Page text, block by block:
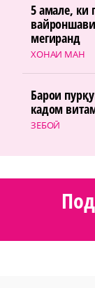
ХОНАИ МАН
5 амале, ки
мегиранд
ЗЕБОӢ
Барои
кадом